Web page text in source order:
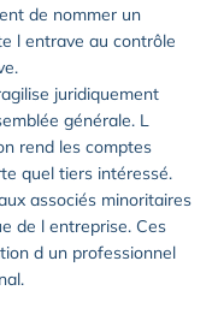
de nommer un
l entrave au contrôle
juridiquement
générale. L
rend les comptes
quel tiers intéressé.
associés minoritaires
de l entreprise. Ces
d un professionnel